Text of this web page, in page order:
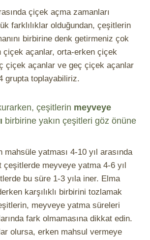
çiçek açma zamanları
farklılıklar olduğundan, çeşitlerin
birbirine denk getirmeniz çok
çiçek açanlar, orta-erken çiçek
çiçek açanlar ve geç çiçek açanlar
grupta toplayabiliriz.
çeşitlerin meyveye
birbirine yakın çeşitleri göz önüne
yatması 4-10 yıl arasında
çeşitlerde meyveye yatma 4-6 yıl
bu süre 1-3 yıla iner. Elma
karşılıklı birbirini tozlamak
meyveye yatma süreleri
fark olmamasına dikkat edin.
olursa, erken mahsul vermeye